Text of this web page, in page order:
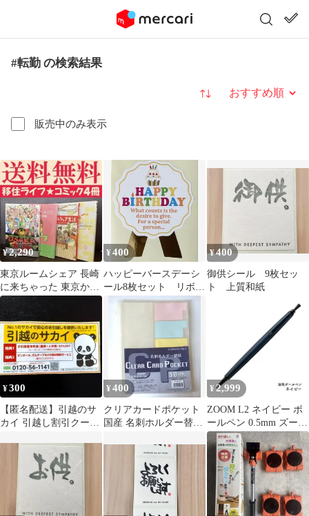
#転勤 の検索結果
販売中のみ表示
並び替え
¥2,290
東京ルームシェア 長崎
に来ちゃった 東京から
引っ越してきてみれば
送料無料 4冊
¥400
ハッピーバースデーシ
ール8枚セット リボン
¥400
御供シール 9枚セッ
ト 上質和紙
¥300
【匿名配送】引越のサ
カイ 引越し割引クーポ
¥400
クリアカードポケット
国産 名刺ホルダー替紙
¥ 2,999
ZOOM L2 ネイビー ボ
ールペン 0.5mm ズーム
BC-ZL2EC49